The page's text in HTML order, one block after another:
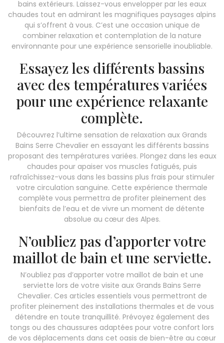
bains extérieurs. Laissez-vous envelopper par les eaux
chaudes tout en admirant les magnifiques paysages alpins
qui s’offrent à vous. C’est une occasion unique de
combiner relaxation et contemplation de la nature
environnante pour une expérience sensorielle inoubliable.
Essayez les différents bassins
avec des températures variées
pour une expérience relaxante
complète.
Découvrez l’ultime sensation de relaxation aux Grands
Bains Serre Chevalier en essayant les différents bassins
proposant des températures variées. Plongez dans les eaux
chaudes pour apaiser vos muscles fatigués, puis
rafraîchissez-vous dans les bassins plus frais pour stimuler
votre circulation sanguine. Cette expérience thermale
complète vous permettra de profiter pleinement des
bienfaits de l’eau et de vivre un moment de détente
absolue au cœur des Alpes.
N’oubliez pas d’apporter votre
maillot de bain et une serviette.
N’oubliez pas d’apporter votre maillot de bain et une
serviette lors de votre visite aux Grands Bains Serre
Chevalier. Ces articles essentiels vous permettront de
profiter pleinement des installations thermales et de vous
détendre en toute tranquillité. Prévoyez également des
tongs ou des chaussures adaptées pour votre confort lors
de vos déplacements dans cet oasis de bien-être au cœur